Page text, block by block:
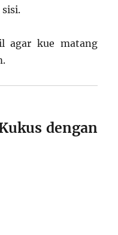
agar kue matang
dengan